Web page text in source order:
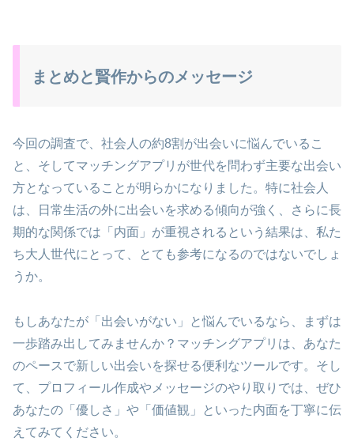
まとめと賢作からのメッセージ
今回の調査で、社会人の約8割が出会いに悩んでいるこ
と、そしてマッチングアプリが世代を問わず主要な出会い
方となっていることが明らかになりました。特に社会人
は、日常生活の外に出会いを求める傾向が強く、さらに長
期的な関係では「内面」が重視されるという結果は、私た
ち大人世代にとって、とても参考になるのではないでしょ
うか。
もしあなたが「出会いがない」と悩んでいるなら、まずは
一歩踏み出してみませんか？マッチングアプリは、あなた
のペースで新しい出会いを探せる便利なツールです。そし
て、プロフィール作成やメッセージのやり取りでは、ぜひ
あなたの「優しさ」や「価値観」といった内面を丁寧に伝
えてみてください。